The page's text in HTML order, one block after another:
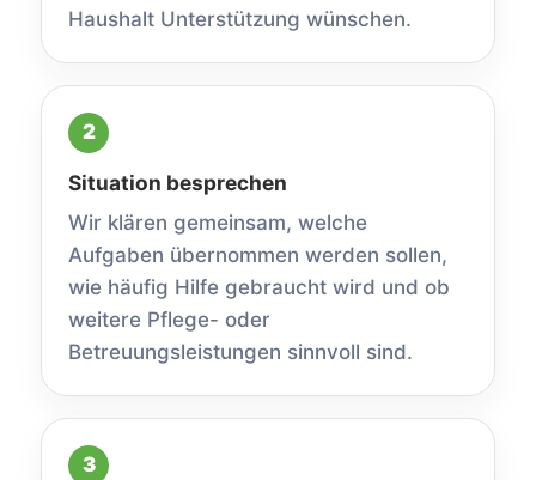
Haushalt Unterstützung wünschen.
Situation besprechen
Wir klären gemeinsam, welche
Aufgaben übernommen werden sollen,
wie häufig Hilfe gebraucht wird und ob
weitere Pflege- oder
Betreuungsleistungen sinnvoll sind.